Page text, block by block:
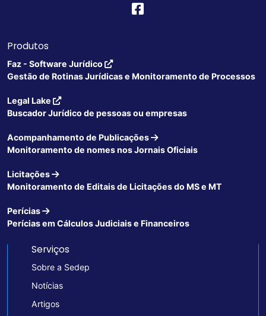
Produtos
Faz - Software Jurídico
Gestão de Rotinas Jurídicas e Monitoramento de Processos
Legal Lake
Buscador Jurídico de pessoas ou empresas
Acompanhamento de Publicações
Monitoramento de nomes nos Jornais Oficiais
Licitações
Monitoramento de Editais de Licitações do MS e MT
Perícias
Perícias em Cálculos Judiciais e Financeiros
Serviços
Sobre a Sedep
Notícias
Artigos